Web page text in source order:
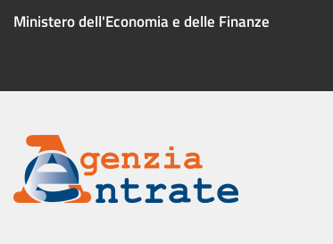
Ministero dell'Economia e delle Finanze
Menu
servizio